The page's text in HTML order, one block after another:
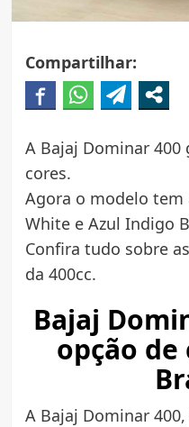
Compartilhar:
A Bajaj Dominar 400
cores.
Agora o modelo tem
White e Azul Indigo
Confira tudo sobre
da 400cc.
Bajaj
opção de
A Bajaj Dominar